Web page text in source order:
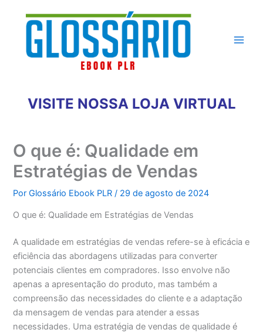
conteúdo
VISITE NOSSA LOJA VIRTUAL
O que é: Qualidade em
Estratégias de Vendas
PorGlossário Ebook PLR/ 29 de agosto de 2024
O que é: Qualidade em Estratégias de Vendas
A qualidade em estratégias de vendas refere-se à eficácia e
eficiência das abordagens utilizadas para converter
potenciais clientes em compradores. Isso envolve não
apenas a apresentação do produto, mas também a
compreensão das necessidades do cliente e a adaptação
da mensagem de vendas para atender a essas
necessidades. Uma estratégia de vendas de qualidade é